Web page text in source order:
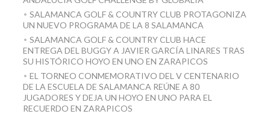
SALAMANCA GOLF & COUNTRY CLUB PROTAGONIZA
UN NUEVO PROGRAMA DE LA 8 SALAMANCA
SALAMANCA GOLF & COUNTRY CLUB HACE
ENTREGA DEL BUGGY A JAVIER GARCÍA LINARES TRAS
SU HISTÓRICO HOYO EN UNO EN ZARAPICOS
EL TORNEO CONMEMORATIVO DEL V CENTENARIO
DE LA ESCUELA DE SALAMANCA REÚNE A 80
JUGADORES Y DEJA UN HOYO EN UNO PARA EL
RECUERDO EN ZARAPICOS